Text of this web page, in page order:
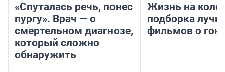
«Спуталась речь, понес
пургу». Врач — о
смертельном диагнозе,
который сложно
обнаружить
Жизнь на
подборка
фильмов о